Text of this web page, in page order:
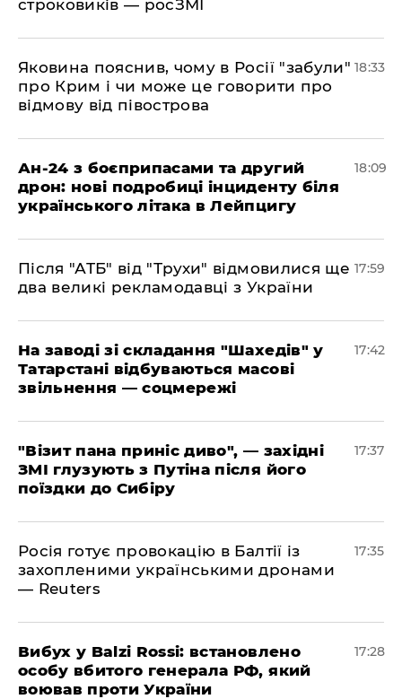
строковиків — росЗМІ
​Яковина пояснив, чому в Росії "забули"
про Крим і чи може це говорити про
відмову від півострова
18:33
​Ан-24 з боєприпасами та другий
дрон: нові подробиці інциденту біля
українського літака в Лейпцигу
18:09
​Після "АТБ" від "Трухи" відмовилися ще
два великі рекламодавці з України
17:59
​На заводі зі складання "Шахедів" у
Татарстані відбуваються масові
звільнення — соцмережі
17:42
"Візит пана приніс диво", — західні
ЗМІ глузують з Путіна після його
поїздки до Сибіру
17:37
Росія готує провокацію в Балтії із
захопленими українськими дронами
— Reuters
17:35
​Вибух у Balzi Rossi: встановлено
особу вбитого генерала РФ, який
воював проти України
17:28